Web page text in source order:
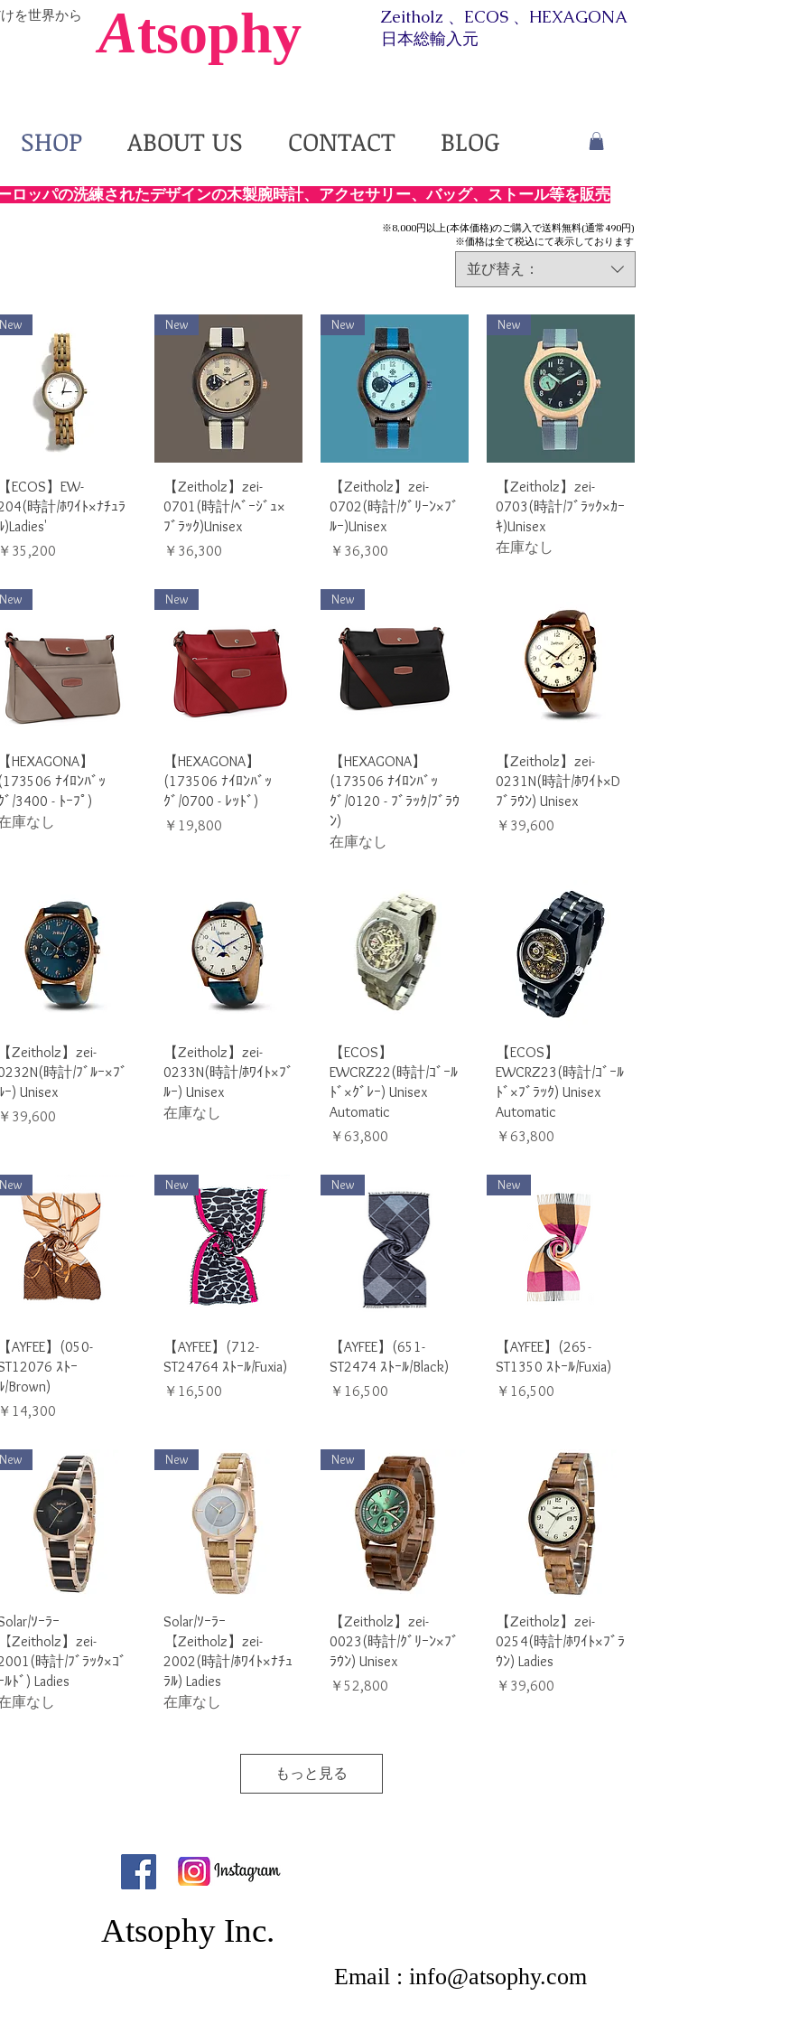
Atsophy
を世界から
Zeitholz 、ECOS 、HEXAGONA
日本総輸入元​​
SHOP ABOUT US CONTACT BLOG
ロッパの洗練されたデザインの木製腕時計、アクセサリー、バッグ、ストール等を販売
※8,000円以上(本体価格)のご購入で送料無料(通常490円)
※価格は全て税込にて表示しております
並び替え：
クイックビュー
New
ECOS】EW-
時計/ﾎﾜｲﾄ×ﾅﾁｭﾗ
)Ladies'
格
35,200
クイックビュー
New
【Zeitholz】zei-
0701(時計/ﾍﾞｰｼﾞｭ×
ﾌﾞﾗｯｸ)Unisex
価格
￥36,300
クイックビュー
New
【Zeitholz】zei-
0702(時計/ｸﾞﾘｰﾝ×ﾌﾞ
ﾙｰ)Unisex
価格
￥36,300
クイックビュー
New
【Zeitholz】zei-
0703(時計/ﾌﾞﾗｯｸ×ｶｰ
ｷ)Unisex
在庫なし
クイックビュー
New
HEXAGONA】
ﾅｲﾛﾝﾊﾞｯ
ﾞ/3400 - ﾄｰﾌﾟ)
庫なし
クイックビュー
New
【HEXAGONA】
(173506 ﾅｲﾛﾝﾊﾞｯ
ｸﾞ/0700 - ﾚｯﾄﾞ)
価格
￥19,800
クイックビュー
New
【HEXAGONA】
(173506 ﾅｲﾛﾝﾊﾞｯ
ｸﾞ/0120 - ﾌﾞﾗｯｸ/ﾌﾞﾗｳ
ﾝ)
在庫なし
クイックビュー
【Zeitholz】zei-
0231N(時計/ﾎﾜｲﾄ×D
ﾌﾞﾗｳﾝ) Unisex
価格
￥39,600
クイックビュー
Zeitholz】zei-
時計/ﾌﾞﾙｰ×ﾌﾞ
ｰ) Unisex
格
39,600
クイックビュー
【Zeitholz】zei-
0233N(時計/ﾎﾜｲﾄ×ﾌﾞ
ﾙｰ) Unisex
在庫なし
クイックビュー
【ECOS】
EWCRZ22(時計/ｺﾞｰﾙ
ﾄﾞ×ｸﾞﾚｰ) Unisex
Automatic
価格
￥63,800
クイックビュー
【ECOS】
EWCRZ23(時計/ｺﾞｰﾙ
ﾄﾞ×ﾌﾞﾗｯｸ) Unisex
Automatic
価格
￥63,800
クイックビュー
New
AYFEE】(050-
ｽﾄｰ
/Brown)
格
14,300
クイックビュー
New
【AYFEE】(712-
ST24764 ｽﾄｰﾙ/Fuxia)
価格
￥16,500
クイックビュー
New
【AYFEE】(651-
ST2474 ｽﾄｰﾙ/Black)
価格
￥16,500
クイックビュー
New
【AYFEE】(265-
ST1350 ｽﾄｰﾙ/Fuxia)
価格
￥16,500
クイックビュー
New
ｿｰﾗｰ
Zeitholz】zei-
時計/ﾌﾞﾗｯｸ×ｺﾞ
ﾙﾄﾞ) Ladies
庫なし
クイックビュー
New
Solar/ｿｰﾗｰ
【Zeitholz】zei-
2002(時計/ﾎﾜｲﾄ×ﾅﾁｭ
ﾗﾙ) Ladies
在庫なし
クイックビュー
New
【Zeitholz】zei-
0023(時計/ｸﾞﾘｰﾝ×ﾌﾞ
ﾗｳﾝ) Unisex
価格
￥52,800
クイックビュー
【Zeitholz】zei-
0254(時計/ﾎﾜｲﾄ×ﾌﾞﾗ
ｳﾝ) Ladies
価格
￥39,600
もっと見る
Atsophy Inc.
Email : ​ info@atsophy.com